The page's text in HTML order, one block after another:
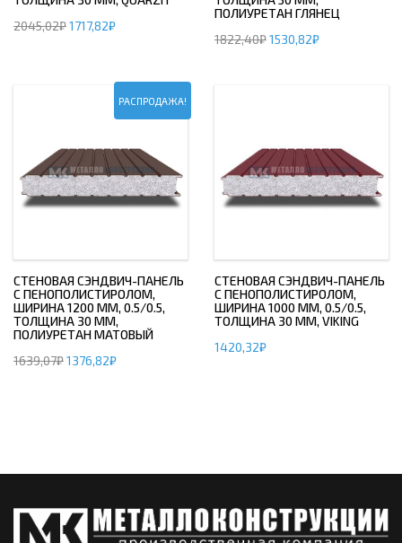
2045,02₽1717,82₽
ПОЛИУРЕТАН ГЛЯНЕЦ
1822,40₽1530,82₽
РАСПРОДАЖА!
СТЕНОВАЯ СЭНДВИЧ-ПАНЕЛЬ
С ПЕНОПОЛИСТИРОЛОМ,
ШИРИНА 1200 ММ, 0.5/0.5,
ТОЛЩИНА 30 ММ,
ПОЛИУРЕТАН МАТОВЫЙ
1639,07₽1376,82₽
СТЕНОВАЯ СЭНДВИЧ-ПАНЕЛЬ
С ПЕНОПОЛИСТИРОЛОМ,
ШИРИНА 1000 ММ, 0.5/0.5,
ТОЛЩИНА 30 ММ, VIKING
1420,32₽